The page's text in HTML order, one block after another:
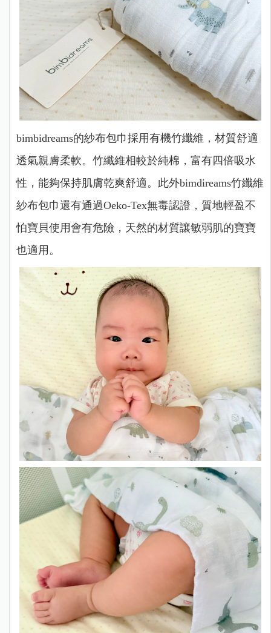
bimbidreams的紗布包巾採用有機竹纖維，材質舒適
透氣親膚柔軟。竹纖維相較於純棉，富有四倍吸水
性，能夠保持肌膚乾爽舒適。 此外bimdireams竹纖維
紗布包巾還有通過Oeko-Tex無毒認證，質地輕盈不
怕寶貝使用會有危險，天然的材質讓敏弱肌的寶寶
也適用。